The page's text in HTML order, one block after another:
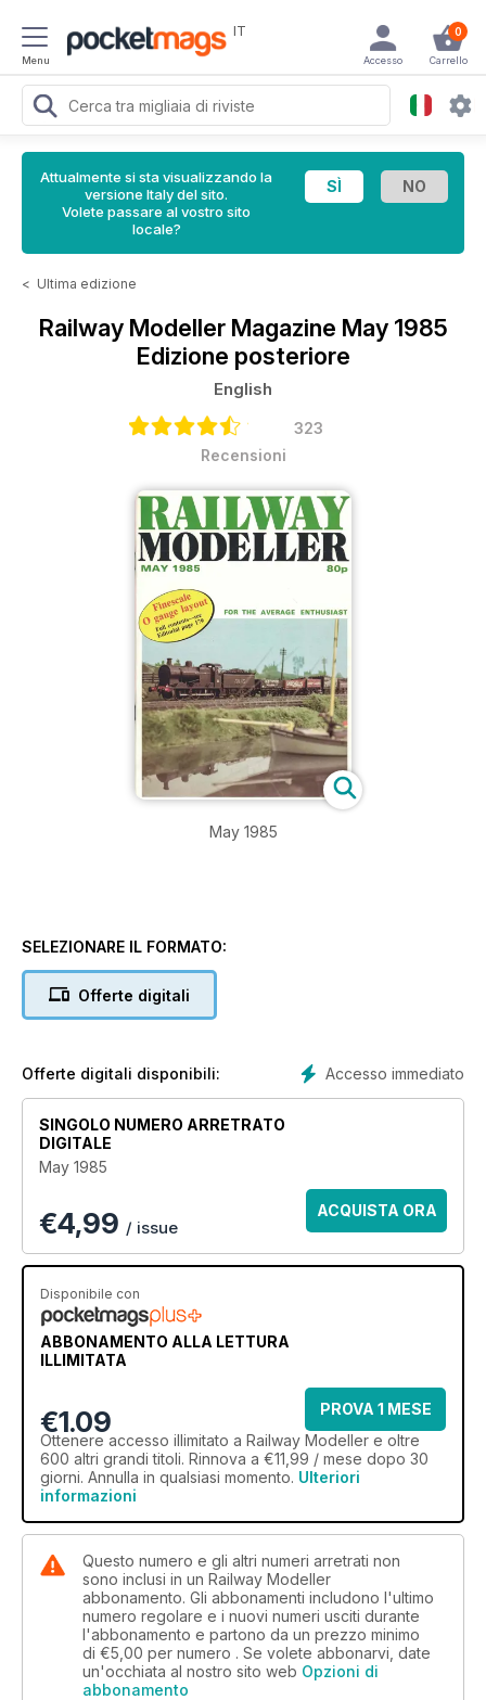
Menu
IT 0
Carrello
Accesso
Attualmente si sta visualizzando la
versione Italy del sito.
Volete passare al vostro sito
locale?
< Ultima edizione
Railway Modeller Magazine May 1985
Edizione posteriore
English
323
Recensioni
May 1985
SELEZIONARE IL FORMATO:
Offerte digitali
Accesso immediato
Offerte digitali disponibili:
SINGOLO NUMERO ARRETRATO
DIGITALE
May 1985
€4,99 / issue
ACQUISTA ORA
Disponibile con
ABBONAMENTO ALLA LETTURA
ILLIMITATA
€1.09
PROVA 1 MESE
Ottenere accesso illimitato a Railway Modeller e oltre
600 altri grandi titoli. Rinnova a €11,99 / mese dopo 30
giorni. Annulla in qualsiasi momento. Ulteriori
informazioni
Questo numero e gli altri numeri arretrati non
sono inclusi in un Railway Modeller
abbonamento. Gli abbonamenti includono l'ultimo
numero regolare e i nuovi numeri usciti durante
l'abbonamento e partono da un prezzo minimo
di €5,00 per numero . Se volete abbonarvi, date
un'occhiata al nostro sito web Opzioni di
abbonamento